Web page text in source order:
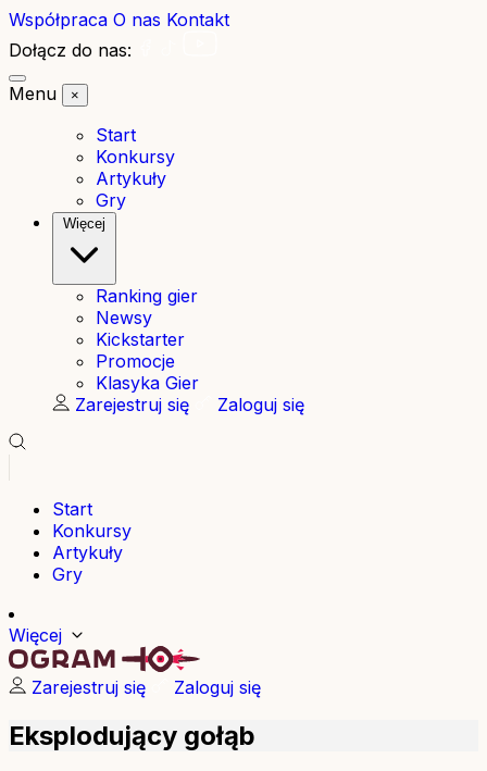
Współpraca O nas Kontakt
Dołącz do nas:
Menu
×
Start
Konkursy
Artykuły
Gry
Więcej
Ranking gier
Newsy
Kickstarter
Promocje
Klasyka Gier
Zarejestruj się
Zaloguj się
Start
Konkursy
Artykuły
Gry
Więcej
Zarejestruj się Zaloguj się
Eksplodujący gołąb